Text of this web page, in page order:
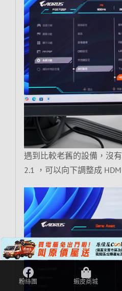
遇到比較老舊的設備，沒
2.1 ，可以向下調整成